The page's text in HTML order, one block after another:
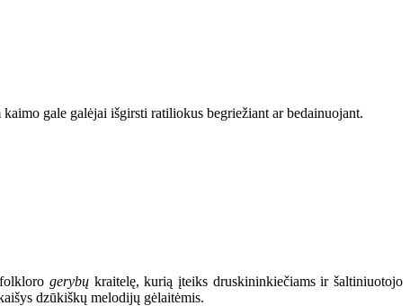
gale galėjai išgirsti ratiliokus begriežiant ar bedainuojant.
folklorogerybų kraitelę, kurią įteiks druskininkiečiams ir šaltiniuotojo
dzūkiškų melodijų gėlaitėmis.